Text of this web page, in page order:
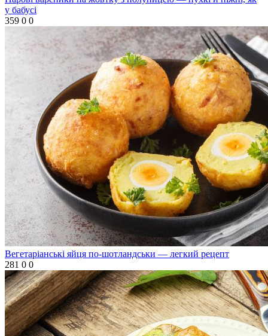
у бабусі
359 0 0
Вегетаріанські яйця по-шотландськи — легкий рецепт
281 0 0